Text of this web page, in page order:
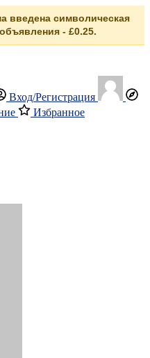
введена символическая
- £0.25.
Вход/Регистрация
Избранное